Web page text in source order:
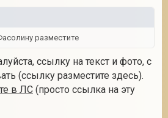
разместите
ссылку на текст и фото, с
(ссылку разместите здесь).
в ЛС (просто ссылка на эту